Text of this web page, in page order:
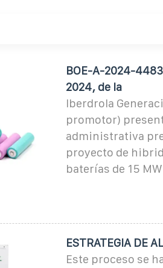
BOE-A-2024-
2024, de la
Iberdrola
promotor)
administrativa
proyecto de
baterías de 15
ESTRATEGIA DE
Este proceso se